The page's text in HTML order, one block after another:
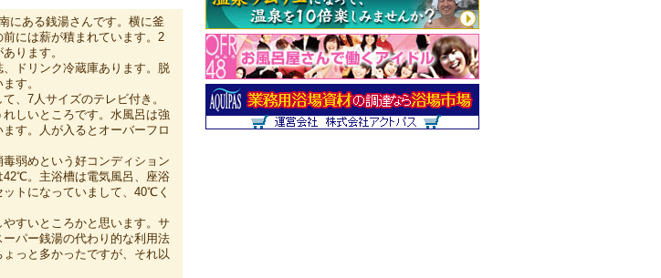
にある銭湯さんです。横に釜
には薪が積まれています。2
ります。
ドリンク冷蔵庫あります。脱
す。
、7人サイズのテレビ付き。
しいところです。水風呂は強
す。人が入るとオーバーフロ
弱めという好コンディション
。主浴槽は電気風呂、座浴
トになっていまして、40℃く
すいところかと思います。サ
パー銭湯の代わり的な利用法
っと多かったですが、それ以